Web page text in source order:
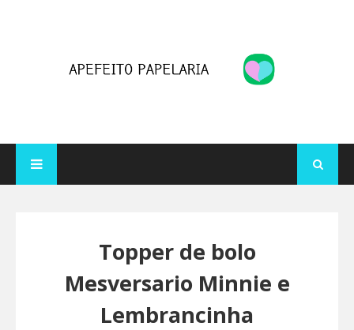
Topper de bolo
Mesversario Minnie e
Lembrancinha